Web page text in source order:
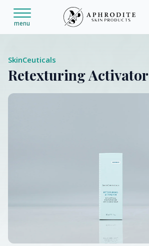
menu
SkinCeuticals
Retexturing Activator